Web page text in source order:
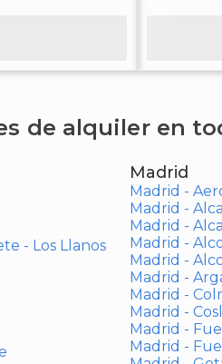
de alquiler en
- Los Llanos
Madrid
Madrid -
Madrid -
Madrid -
Madrid -
Madrid -
Madrid -
Madrid -
Madrid -
Madrid -
Madrid -